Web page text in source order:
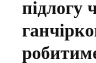
підлогу